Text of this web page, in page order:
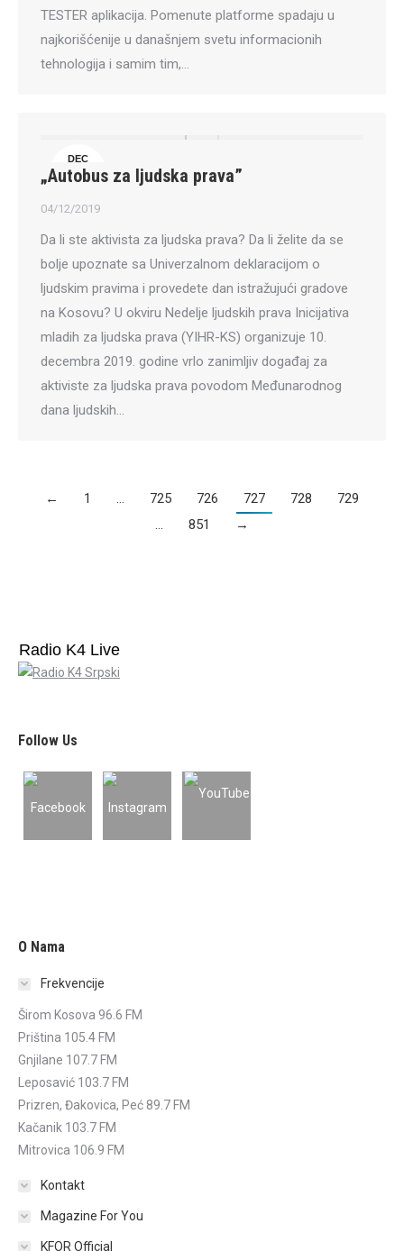
TESTER aplikacija. Pomenute platforme spadaju u
najkorišćenije u današnjem svetu informacionih
tehnologija i samim tim,…
DEC
4
„Autobus za ljudska prava”
04/12/2019
Da li ste aktivista za ljudska prava? Da li želite da se
bolje upoznate sa Univerzalnom deklaracijom o
ljudskim pravima i provedete dan istražujući gradove
na Kosovu? U okviru Nedelje ljudskih prava Inicijativa
mladih za ljudska prava (YIHR-KS) organizuje 10.
decembra 2019. godine vrlo zanimljiv događaj za
aktiviste za ljudska prava povodom Međunarodnog
dana ljudskih…
← 1 … 725 726 727 728
729
…
851 →
Radio K4 Live
Follow Us
O Nama
Frekvencije
Širom Kosova 96.6 FM
Priština 105.4 FM
Gnjilane 107.7 FM
Leposavić 103.7 FM
Prizren, Đakovica, Peć 89.7 FM
Kačanik 103.7 FM
Mitrovica 106.9 FM
Kontakt
Magazine For You
KFOR Official